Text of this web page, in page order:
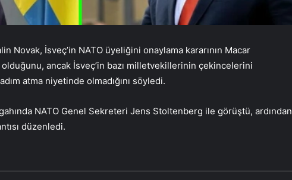
Novak, İsveç’in NATO üyeliğini onaylama kararının Macar
ancak İsveç’in bazı milletvekillerinin çekincelerini
atma niyetinde olmadığını söyledi.
NATO Genel Sekreteri Jens Stoltenberg ile görüştü, ardından
düzenledi.